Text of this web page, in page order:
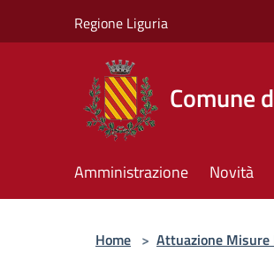
Regione Liguria
Comune
Amministrazione Novità
Home > Attuazione Misure